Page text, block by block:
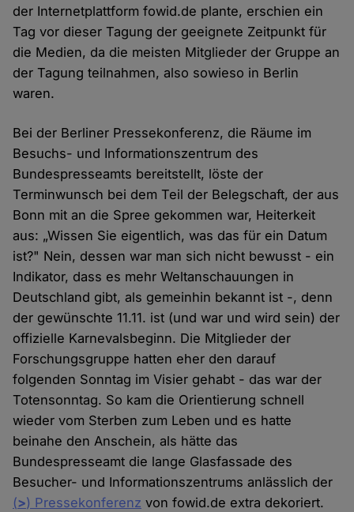
der Internetplattform fowid.de plante, erschien ein
Tag vor dieser Tagung der geeignete Zeitpunkt für
die Medien, da die meisten Mitglieder der Gruppe an
der Tagung teilnahmen, also sowieso in Berlin
waren.
Bei der Berliner Pressekonferenz, die Räume im
Besuchs- und Informationszentrum des
Bundespresseamts bereitstellt, löste der
Terminwunsch bei dem Teil der Belegschaft, der aus
Bonn mit an die Spree gekommen war, Heiterkeit
aus: „Wissen Sie eigentlich, was das für ein Datum
ist?" Nein, dessen war man sich nicht bewusst - ein
Indikator, dass es mehr Weltanschauungen in
Deutschland gibt, als gemeinhin bekannt ist -, denn
der gewünschte 11.11. ist (und war und wird sein) der
offizielle Karnevalsbeginn. Die Mitglieder der
Forschungsgruppe hatten eher den darauf
folgenden Sonntag im Visier gehabt - das war der
Totensonntag. So kam die Orientierung schnell
wieder vom Sterben zum Leben und es hatte
beinahe den Anschein, als hätte das
Bundespresseamt die lange Glasfassade des
Besucher- und Informationszentrums anlässlich der
(>) Pressekonferenz von fowid.de extra dekoriert.